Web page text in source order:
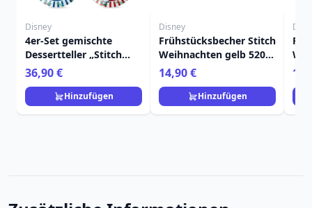
Disney
4er-Set gemischte
Dessertteller „Stitch
Weihnachten“ – Egan
Disney Home
36,90 €
Hinzufügen
Disney
Frühstücksbecher Stitch
Weihnachten gelb 520
ml - Egan Disney Home
14,90 €
Hinzufügen